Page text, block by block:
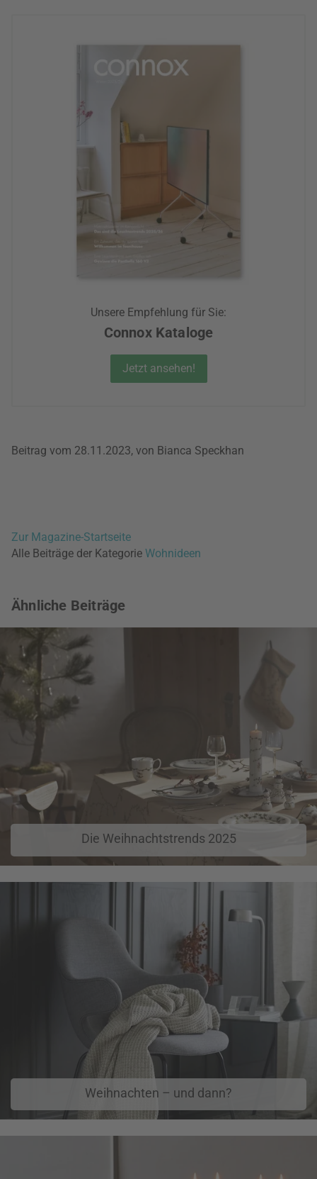
Unsere Empfehlung für Sie:
Connox Kataloge
Jetzt ansehen!
Beitrag vom 28.11.2023, von Bianca Speckhan
Zur Magazine-Startseite
Alle Beiträge der Kategorie Wohnideen
Ähnliche Beiträge
Die Weihnachtstrends 2025
Weihnachten – und dann?